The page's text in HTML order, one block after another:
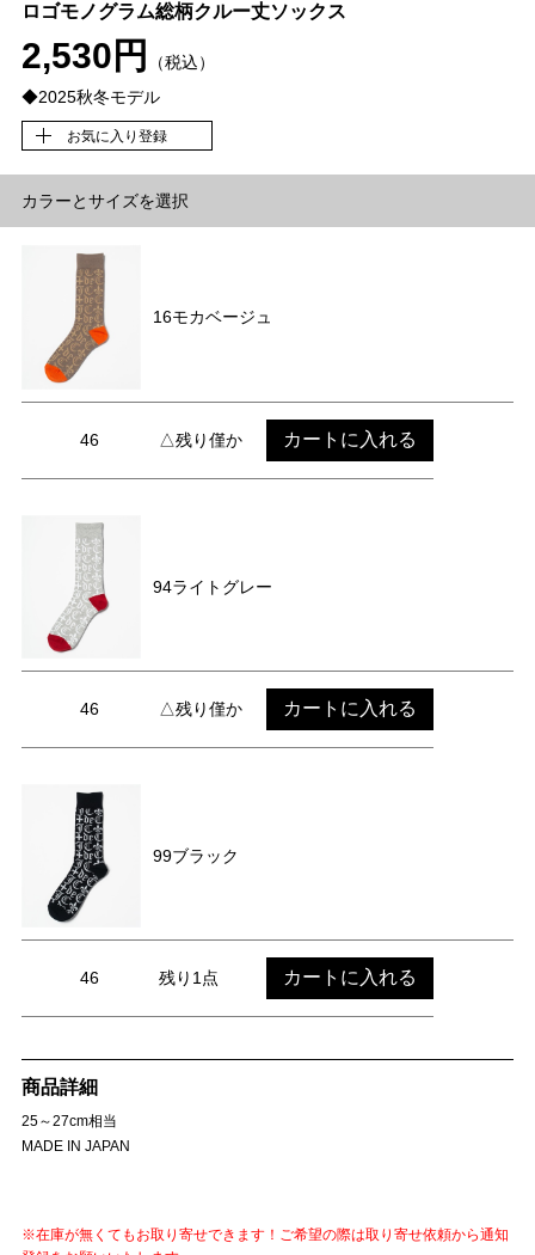
ロゴモノグラム総柄クルー丈ソックス
2,530円
（税込）
◆2025秋冬モデル
お気に入り登録
カラーとサイズを選択
16モカベージュ
46 △残り僅か カートに入れる
94ライトグレー
46 △残り僅か カートに入れる
99ブラック
46 残り1点 カートに入れる
商品詳細
25～27cm相当
MADE IN JAPAN
※在庫が無くてもお取り寄せできます！ご希望の際は取り寄せ依頼から通知